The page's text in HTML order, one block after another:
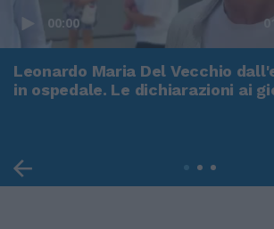
00:00
Leonardo Maria Del Vecchio
in ospedale. Le dichiarazioni ai